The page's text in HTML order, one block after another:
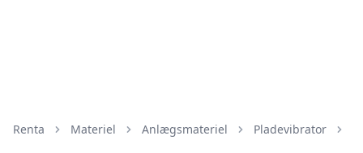
Renta Materiel anlægsmateriel pladevibrator